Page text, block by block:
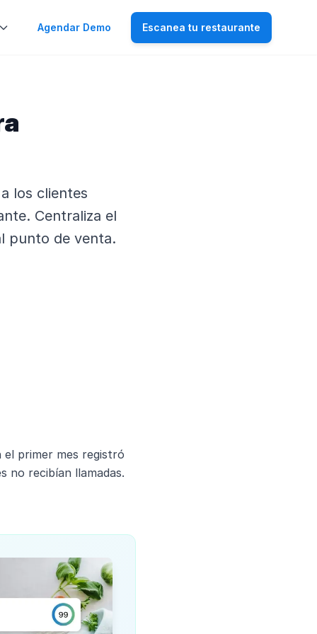
Agendar Demo Escanea tu restaurante
los clientes
Centraliza el
punto de venta.
el primer mes registró
no recibían llamadas.